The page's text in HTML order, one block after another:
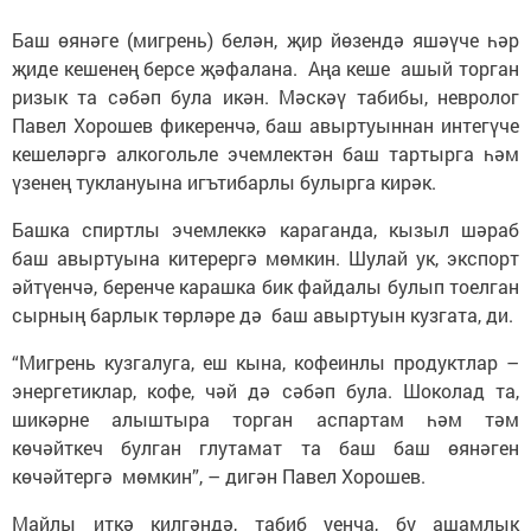
Баш өянәге (мигрень) белән, җир йөзендә яшәүче һәр
җиде кешенең берсе җәфалана. Аңа кеше ашый торган
ризык та сәбәп була икән. Мәскәү табибы, невролог
Павел Хорошев фикеренчә, баш авыртуыннан интегүче
кешеләргә алкогольле эчемлектән баш тартырга һәм
үзенең туклануына игътибарлы булырга кирәк.
Башка спиртлы эчемлеккә караганда, кызыл шәраб
баш авыртуына китерергә мөмкин. Шулай ук, экспорт
әйтүенчә, беренче карашка бик файдалы булып тоелган
сырның барлык төрләре дә баш авыртуын кузгата, ди.
“Мигрень кузгалуга, еш кына, кофеинлы продуктлар –
энергетиклар, кофе, чәй дә сәбәп була. Шоколад та,
шикәрне алыштыра торган аспартам һәм тәм
көчәйткеч булган глутамат та баш баш өянәген
көчәйтергә мөмкин”, – дигән Павел Хорошев.
Майлы иткә килгәндә, табиб уенча, бу ашамлык